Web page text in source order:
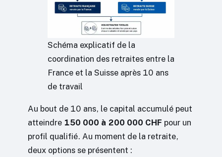
Schéma explicatif de la
coordination des retraites entre la
France et la Suisse après 10 ans
de travail
Au bout de 10 ans, le capital accumulé peut
atteindre 150 000 à 200 000 CHF pour un
profil qualifié. Au moment de la retraite,
deux options se présentent :